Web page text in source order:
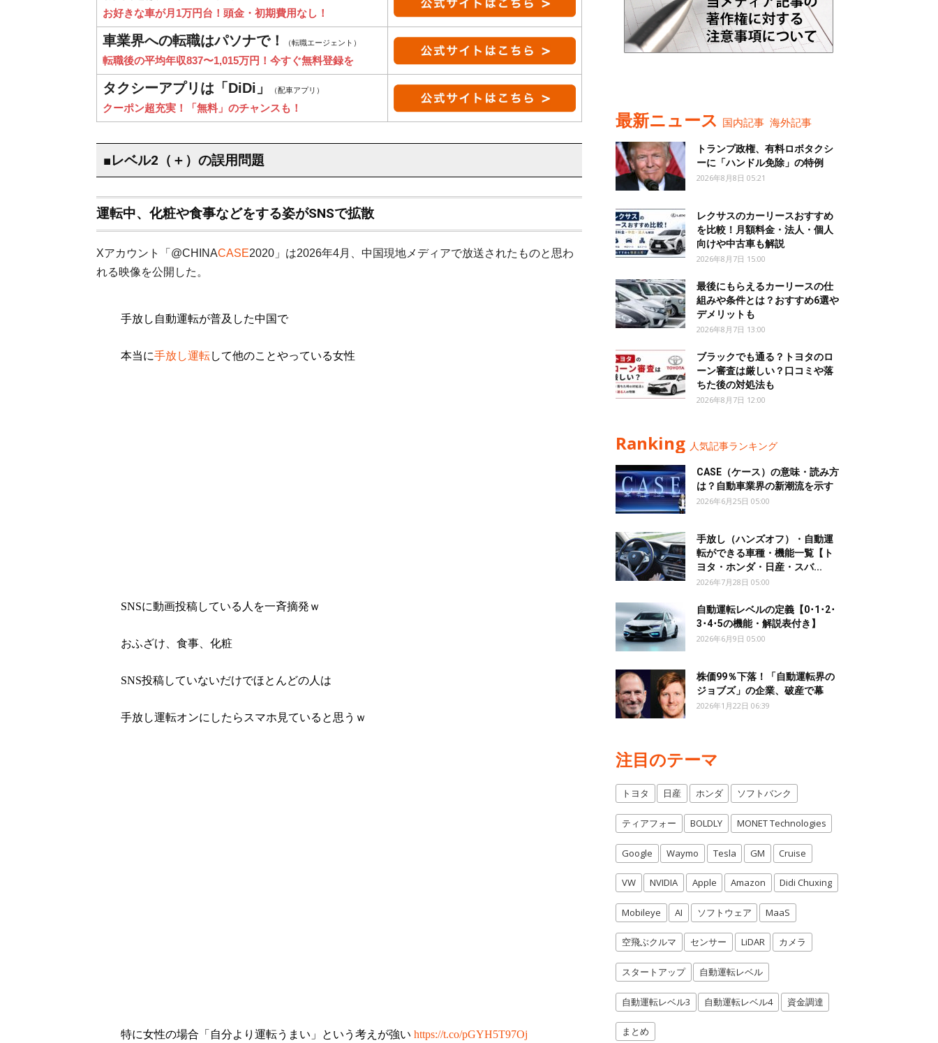
お好きな車が月1万円台！頭金・初期費用なし！
車業界への転職はパソナで！ （転職エージェント）
転職後の平均年収837〜1,015万円！今すぐ無料登録を
タクシーアプリは「DiDi」 （配車アプリ）
クーポン超充実！「無料」のチャンスも！
■レベル2（＋）の誤用問題
運転中、化粧や食事などをする姿がSNSで拡散
Xアカウント「@CHINACASE2020」は2026年4月、中国現地メディアで放送されたものと思わ
れる映像を公開した。
手放し自動運転が普及した中国で
本当に手放し運転して他のことやっている女性
SNSに動画投稿している人を一斉摘発ｗ
おふざけ、食事、化粧
SNS投稿していないだけでほとんどの人は
手放し運転オンにしたらスマホ見ていると思うｗ
特に女性の場合「自分より運転うまい」という考えが強い https://t.co/pGYH5T97Oj
最新ニュース 国内記事 海外記事
トランプ政権、有料ロボタクシ
ーに「ハンドル免除」の特例
2026年8月8日 05:21
レクサスのカーリースおすすめ
を比較！月額料金・法人・個人
向けや中古車も解説
2026年8月7日 15:00
最後にもらえるカーリースの仕
組みや条件とは？おすすめ6選や
デメリットも
2026年8月7日 13:00
ブラックでも通る？トヨタのロ
ーン審査は厳しい？口コミや落
ちた後の対処法も
2026年8月7日 12:00
Ranking 人気記事ランキング
CASE（ケース）の意味・読み方
は？自動車業界の新潮流を示す
2026年6月25日 05:00
手放し（ハンズオフ）・自動運
転ができる車種・機能一覧【ト
ヨタ・ホンダ・日産・スバ...
2026年7月28日 05:00
自動運転レベルの定義【0･1･2･
3･4･5の機能・解説表付き】
2026年6月9日 05:00
株価99％下落！「自動運転界の
ジョブズ」の企業、破産で幕
2026年1月22日 06:39
注目のテーマ
トヨタ 日産 ホンダ ソフトバンク
ティアフォー BOLDLY MONET Technologies
Google Waymo Tesla GM Cruise
VW NVIDIA Apple Amazon Didi Chuxing
Mobileye AI ソフトウェア MaaS
空飛ぶクルマ センサー LiDAR カメラ
スタートアップ 自動運転レベル
自動運転レベル3 自動運転レベル4 資金調達
まとめ